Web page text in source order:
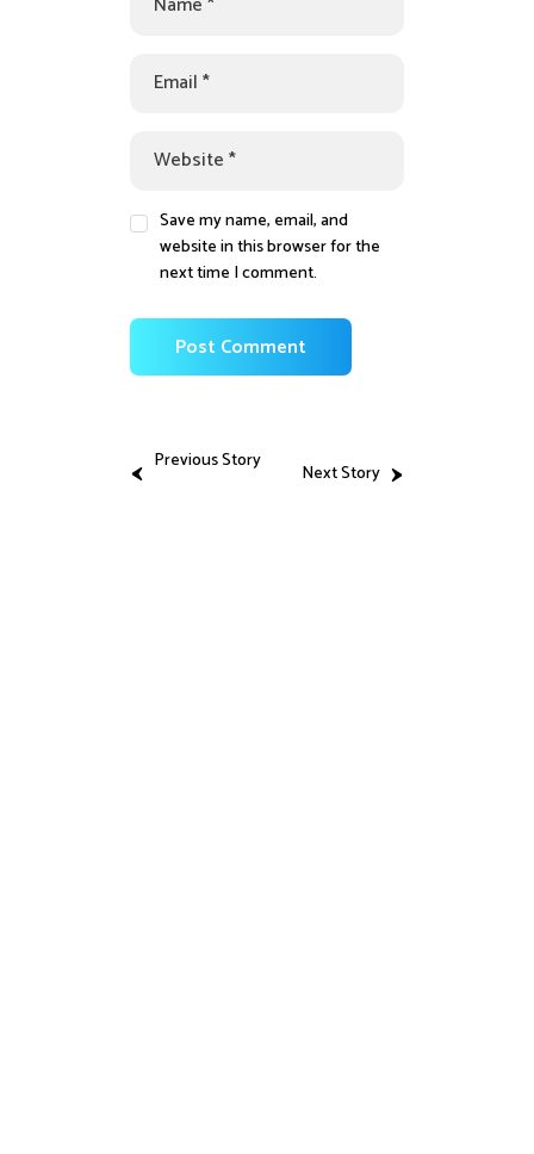
Save my name, email, and
website in this browser for the
next time I comment.
Previous Story Next Story